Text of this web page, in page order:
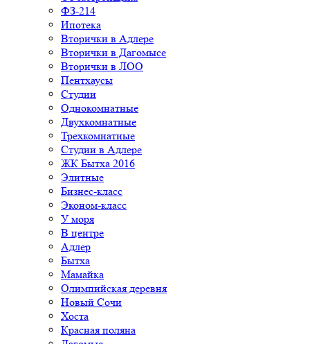
ФЗ-214
Ипотека
Вторички в Адлере
Вторички в Дагомысе
Вторички в ЛОО
Пентхаусы
Студии
Однокомнатные
Двухкомнатные
Трехкомнатные
Студии в Адлере
ЖК Бытха 2016
Элитные
Бизнес-класс
Эконом-класс
У моря
В центре
Адлер
Бытха
Мамайка
Олимпийская деревня
Новый Сочи
Хоста
Красная поляна